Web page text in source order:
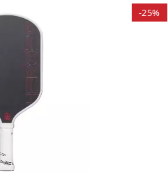
-25%